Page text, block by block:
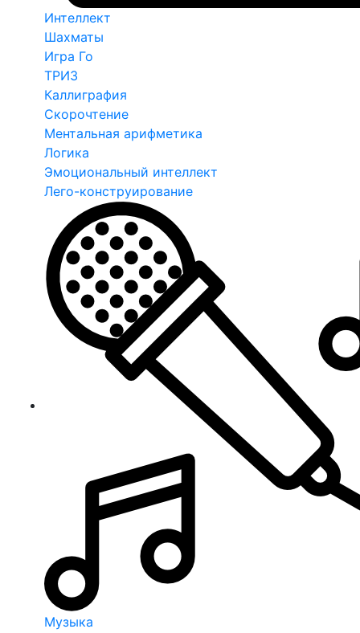
Интеллект
Шахматы
Игра Го
ТРИЗ
Каллиграфия
Скорочтение
Ментальная арифметика
Логика
Эмоциональный интеллект
Лего-конструирование
Музыка